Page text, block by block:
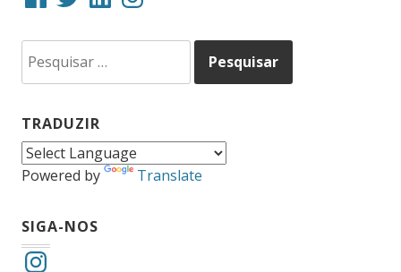
por:
TRADUZIR
Powered by Translate
SIGA-NOS
Instagram